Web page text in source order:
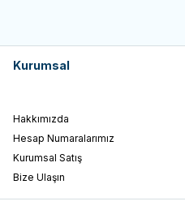
Kurumsal
Hakkımızda
Hesap Numaralarımız
Kurumsal Satış
Bize Ulaşın